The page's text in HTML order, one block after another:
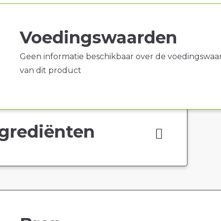
Voedingswaarden
Geen informatie beschikbaar over de
van dit product